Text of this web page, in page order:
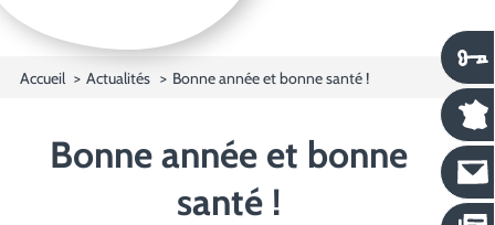
Accueil Actualités Bonne année et bonne santé !
Bonne année et bonne
santé !